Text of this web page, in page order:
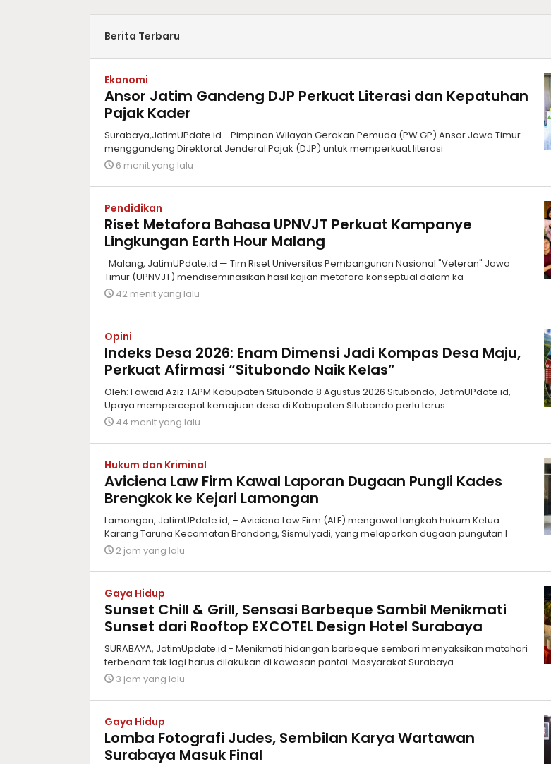
Berita Terbaru
Ekonomi
Ansor Jatim Gandeng DJP Perkuat Literasi dan Kepatuhan
Pajak Kader
Surabaya,JatimUPdate.id - Pimpinan Wilayah Gerakan Pemuda (PW GP) Ansor Jawa Timur
menggandeng Direktorat Jenderal Pajak (DJP) untuk memperkuat literasi
6 menit yang lalu
Pendidikan
Riset Metafora Bahasa UPNVJT Perkuat Kampanye
Lingkungan Earth Hour Malang
Malang, JatimUPdate.id — Tim Riset Universitas Pembangunan Nasional "Veteran" Jawa
Timur (UPNVJT) mendiseminasikan hasil kajian metafora konseptual dalam ka
42 menit yang lalu
Opini
Indeks Desa 2026: Enam Dimensi Jadi Kompas Desa Maju,
Perkuat Afirmasi “Situbondo Naik Kelas”
Oleh: Fawaid Aziz TAPM Kabupaten Situbondo 8 Agustus 2026 Situbondo, JatimUPdate.id, -
Upaya mempercepat kemajuan desa di Kabupaten Situbondo perlu terus
44 menit yang lalu
Hukum dan Kriminal
Aviciena Law Firm Kawal Laporan Dugaan Pungli Kades
Brengkok ke Kejari Lamongan
Lamongan, JatimUPdate.id, – Aviciena Law Firm (ALF) mengawal langkah hukum Ketua
Karang Taruna Kecamatan Brondong, Sismulyadi, yang melaporkan dugaan pungutan l
2 jam yang lalu
Gaya Hidup
Sunset Chill & Grill, Sensasi Barbeque Sambil Menikmati
Sunset dari Rooftop EXCOTEL Design Hotel Surabaya
SURABAYA, JatimUpdate.id - Menikmati hidangan barbeque sembari menyaksikan matahari
terbenam tak lagi harus dilakukan di kawasan pantai. Masyarakat Surabaya
3 jam yang lalu
Gaya Hidup
Lomba Fotografi Judes, Sembilan Karya Wartawan
Surabaya Masuk Final